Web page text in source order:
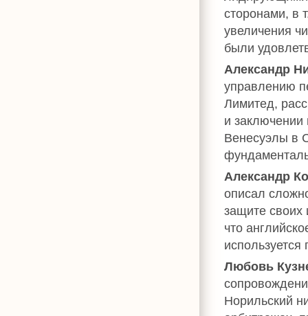
сторонами, в
увеличения
были
Александр
управлению
Лимитед,
и заключении
Венесуэлы в
Александр
описал
защите своих
что
Любовь
Норильский